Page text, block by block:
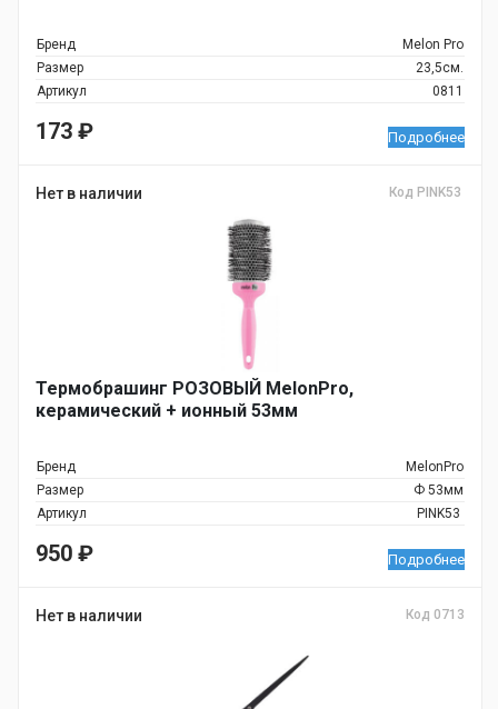
Бренд
Melon Pro
Размер
23,5см.
Артикул
0811
173 ₽ Подробнее
Нет в наличии Код PINK53
Термобрашинг РОЗОВЫЙ MelonPro,
керамический + ионный 53мм
Бренд
MelonPro
Размер
Ф 53мм
Артикул
PINK53
950 ₽ Подробнее
Нет в наличии Код 0713